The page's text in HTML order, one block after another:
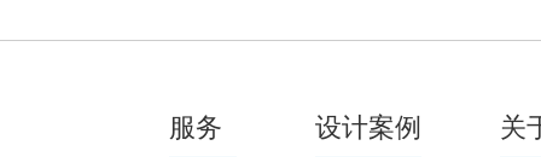
服务 设计案例 关